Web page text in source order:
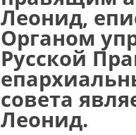
Леонид,
Органом
Русской
совета
Леонид.